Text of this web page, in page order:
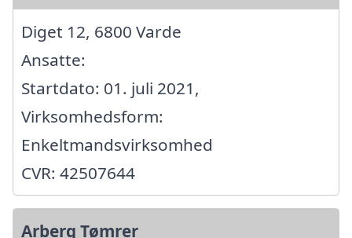
Diget 12, 6800 Varde
Ansatte:
Startdato: 01. juli 2021,
Virksomhedsform:
Enkeltmandsvirksomhed
CVR: 42507644
Arberg Tømrer